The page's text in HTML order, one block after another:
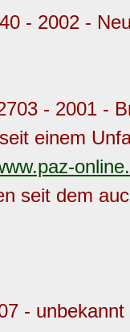
- 2002 -
- 2001 -
einem
seit dem
-